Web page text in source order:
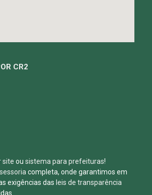
CR2
site ou sistema para prefeituras!
completa, onde garantimos em
exigências das leis de transparência